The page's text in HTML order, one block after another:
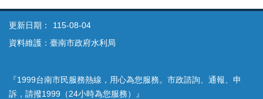
更新日期：
115-08-04
資料維護：臺南市政府水利局
『1999台南市民服務熱線，用心為您服務。市政諮詢、通報、申
訴，請撥1999（24小時為您服務）』